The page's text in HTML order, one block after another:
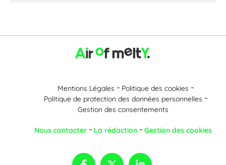
Mentions Légales
Politique des cookies
Politique de protection des données personnelles
Gestion des consentements
Nous contacter La rédaction Gestion des cookies